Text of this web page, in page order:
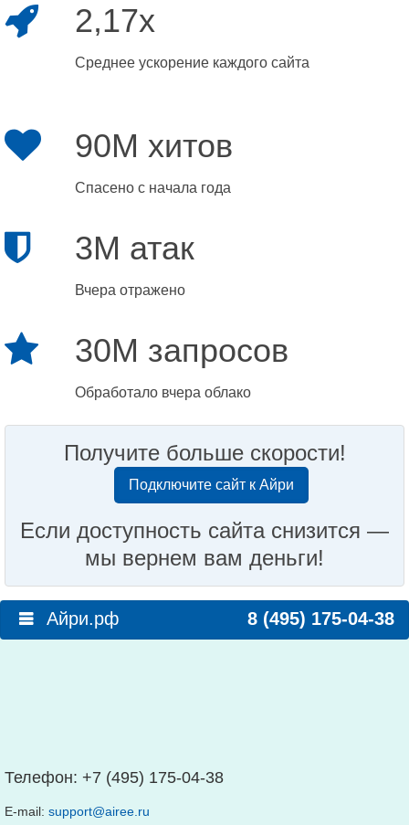
2,17x
Среднее ускорение каждого сайта
90M хитов
Спасено с начала года
3M атак
Вчера отражено
30M запросов
Обработало вчера облако
Получите больше скорости!
Подключите сайт к Айри
Если доступность сайта снизится —
мы вернем вам деньги!
Айри.рф 8 (495) 175-04-38
Телефон: +7 (495) 175-04-38
E-mail: support@airee.ru